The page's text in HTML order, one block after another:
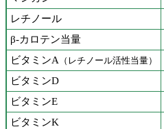
レチノール
β-カロテン当量
ビタミンA （レチノール活性当量）
ビタミンD
ビタミンE
ビタミンK